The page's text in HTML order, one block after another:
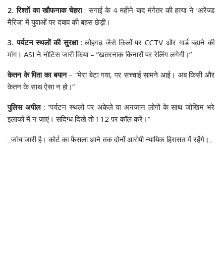
2. रिश्तों का खौफनाक चेहरा: सगाई के 4 महीने बाद मंगेतर की हत्या ने ‘अरेंज्ड
मैरिज’ में युवाओं पर दबाव की बहस छेड़ी।
3. पर्यटन स्थलों की सुरक्षा: लोहगढ़ जैसे किलों पर CCTV और गार्ड बढ़ाने की
मांग। ASI ने नोटिस जारी किया – “खतरनाक किनारों पर रेलिंग लगेगी।”
केतन के पिता का बयान– “मेरा बेटा गया, पर सच्चाई सामने आई। अब किसी और
केतन के साथ ऐसा न हो।”
पुलिस अपील: “पर्यटन स्थलों पर अकेले या अनजान लोगों के साथ जोखिम भरे
इलाकों में न जाएं। संदिग्ध दिखे तो 112 पर कॉल करें।”
_जांच जारी है। कोर्ट का फैसला आने तक दोनों आरोपी न्यायिक हिरासत में रहेंगे।_